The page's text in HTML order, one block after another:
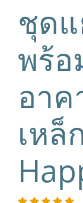
ชุด
พร้อ
อาค
เห